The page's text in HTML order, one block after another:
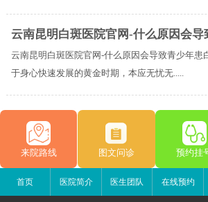
云南昆明白斑医院官网-什么原因会导
云南昆明白斑医院官网-什么原因会导致青少年患
于身心快速发展的黄金时期，本应无忧无.....
来院路线 图文问诊 预约挂
首页 医院简介 医生团队 在线预约